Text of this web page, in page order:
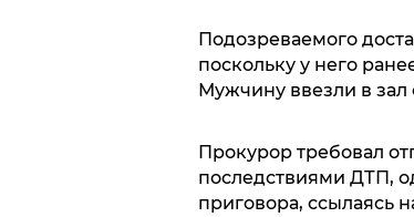
Подозреваемого
поскольку у него
Мужчину ввезли в зал
Прокурор требовал
последствиями ДТП,
приговора, ссылаясь